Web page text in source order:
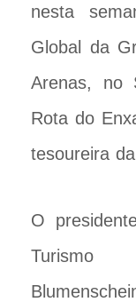
nesta
Global da
Arenas, no
Rota do
tesoureira
O
Turismo